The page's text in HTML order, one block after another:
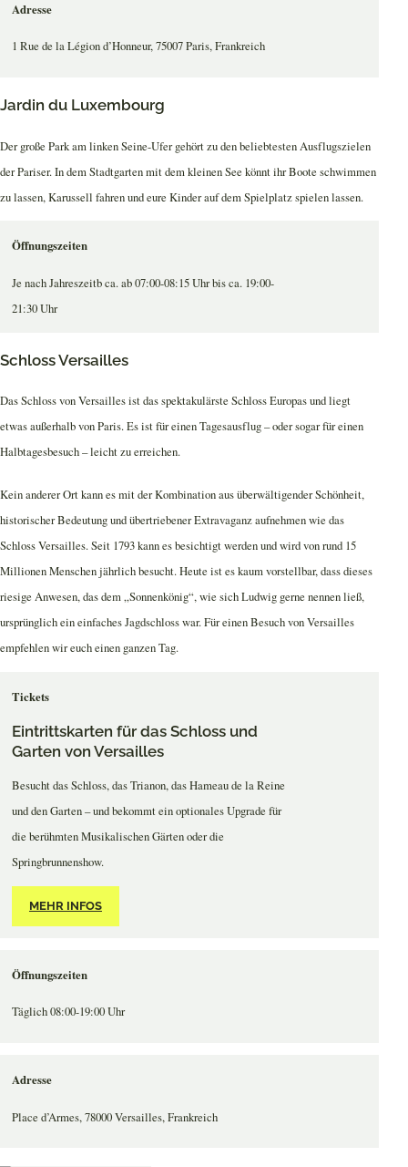
Adresse
1 Rue de la Légion d’Honneur, 75007 Paris, Frankreich
Jardin du Luxembourg
Der große Park am linken Seine-Ufer gehört zu den beliebtesten Ausflugszielen
der Pariser. In dem Stadtgarten mit dem kleinen See könnt ihr Boote schwimmen
zu lassen, Karussell fahren und eure Kinder auf dem Spielplatz spielen lassen.
Öffnungszeiten
Je nach Jahreszeitb ca. ab 07:00-08:15 Uhr bis ca. 19:00-
21:30 Uhr
Schloss Versailles
Das Schloss von Versailles ist das spektakulärste Schloss Europas und liegt
etwas außerhalb von Paris. Es ist für einen Tagesausflug – oder sogar für einen
Halbtagesbesuch – leicht zu erreichen.
Kein anderer Ort kann es mit der Kombination aus überwältigender Schönheit,
historischer Bedeutung und übertriebener Extravaganz aufnehmen wie das
Schloss Versailles. Seit 1793 kann es besichtigt werden und wird von rund 15
Millionen Menschen jährlich besucht. Heute ist es kaum vorstellbar, dass dieses
riesige Anwesen, das dem „Sonnenkönig“, wie sich Ludwig gerne nennen ließ,
ursprünglich ein einfaches Jagdschloss war. Für einen Besuch von Versailles
empfehlen wir euch einen ganzen Tag.
Tickets
Eintrittskarten für das Schloss und
Garten von Versailles
Besucht das Schloss, das Trianon, das Hameau de la Reine
und den Garten – und bekommt ein optionales Upgrade für
die berühmten Musikalischen Gärten oder die
Springbrunnenshow.
MEHR INFOS
Öffnungszeiten
Täglich 08:00-19:00 Uhr
Adresse
Place d’Armes, 78000 Versailles, Frankreich